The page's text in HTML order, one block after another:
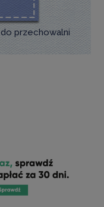
przechowalni